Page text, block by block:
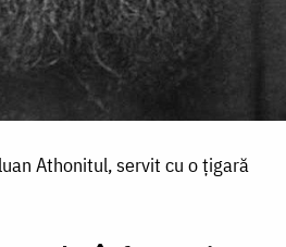
Athonitul, servit cu o țigară